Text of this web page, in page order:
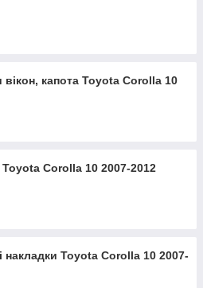
капота Toyota Corolla 10
Corolla 10 2007-2012
накладки Toyota Corolla 10 2007-